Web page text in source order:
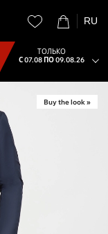
RU
ТОЛЬКО
С 07.08 ПО 09.08.26
Buy the look »